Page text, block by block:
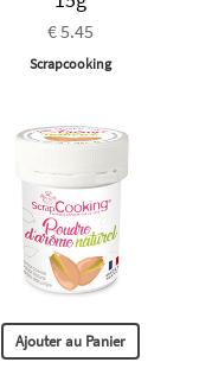
€ 5.45
Scrapcooking
Ajouter au Panier